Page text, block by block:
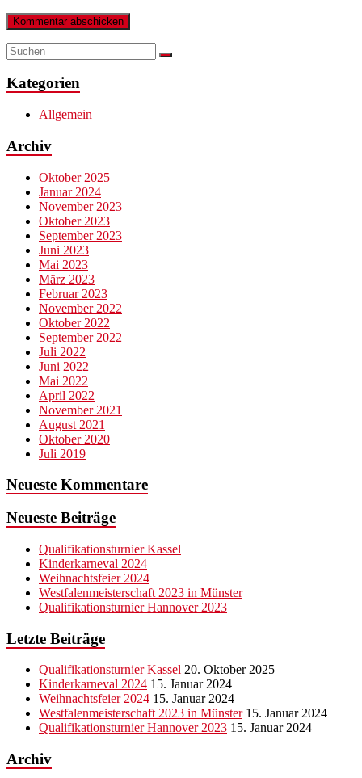
Kategorien
Allgemein
Archiv
Oktober 2025
Januar 2024
November 2023
Oktober 2023
September 2023
Juni 2023
Mai 2023
März 2023
Februar 2023
November 2022
Oktober 2022
September 2022
Juli 2022
Juni 2022
Mai 2022
April 2022
November 2021
August 2021
Oktober 2020
Juli 2019
Neueste Kommentare
Neueste Beiträge
Qualifikationsturnier Kassel
Kinderkarneval 2024
Weihnachtsfeier 2024
Westfalenmeisterschaft 2023 in Münster
Qualifikationsturnier Hannover 2023
Letzte Beiträge
Qualifikationsturnier Kassel 20. Oktober 2025
Kinderkarneval 2024 15. Januar 2024
Weihnachtsfeier 2024 15. Januar 2024
Westfalenmeisterschaft 2023 in Münster 15. Januar 2024
Qualifikationsturnier Hannover 2023 15. Januar 2024
Archiv